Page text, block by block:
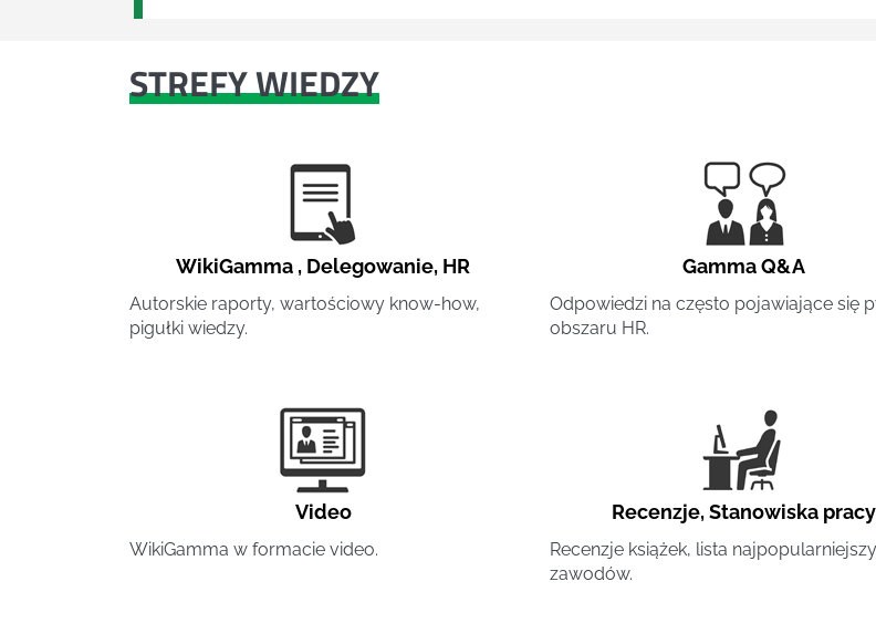
STREFY WIEDZY
WikiGamma , Delegowanie, HR
Autorskie raporty, wartościowy know-how,
pigułki wiedzy.
Gamma Q&A
Odpowiedzi na często pojawiające się
obszaru HR.
Video
WikiGamma w formacie video.
Recenzje,Stanowiska pracy
Recenzje książek, lista
zawodów.